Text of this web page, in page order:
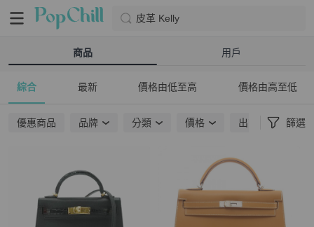
皮革 Kelly
商品 用戶
綜合 最新 價格由低至高 價格由高至低
優惠商品 品牌 分類 價格 出貨地點 篩選